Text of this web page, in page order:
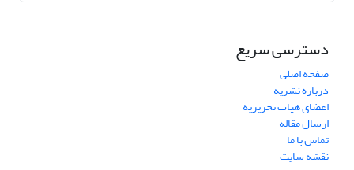
دسترسی سریع
صفحه اصلی
درباره نشریه
اعضای هیات تحریریه
ارسال مقاله
تماس با ما
نقشه سایت